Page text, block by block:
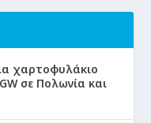
χαρτοφυλάκιο
σε Πολωνία και